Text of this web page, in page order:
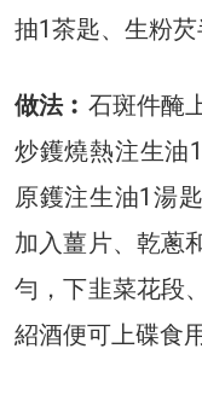
抽1茶匙、生粉
做法︰ 石斑件醃
炒鑊燒熱注生油
原鑊注生油1湯
加入薑片、乾蔥
勻，下韭菜花段
紹酒便可上碟食用